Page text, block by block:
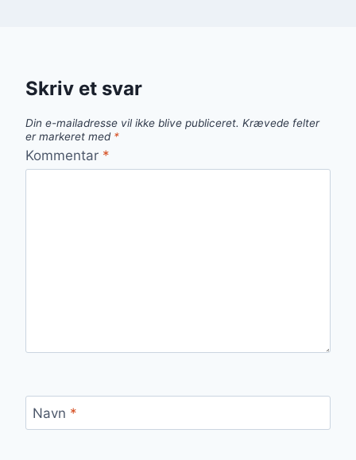
Skriv et svar
Din e-mailadresse vil ikke blive publiceret. Krævede felter
er markeret med *
Kommentar *
Navn *